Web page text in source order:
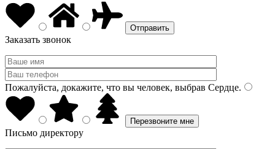
Заказать звонок
Пожалуйста, докажите, что вы человек, выбрав Сердце.
Письмо директору